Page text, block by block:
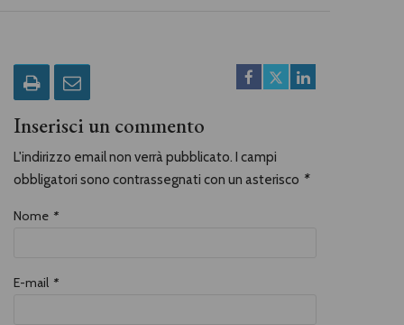
Inserisci un commento
L'indirizzo email non verrà pubblicato. I campi
obbligatori sono contrassegnati con un asterisco *
Nome *
E-mail *